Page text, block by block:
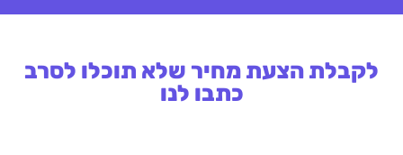
לקבלת הצעת מחיר שלא תוכלו לסרב
כתבו לנו